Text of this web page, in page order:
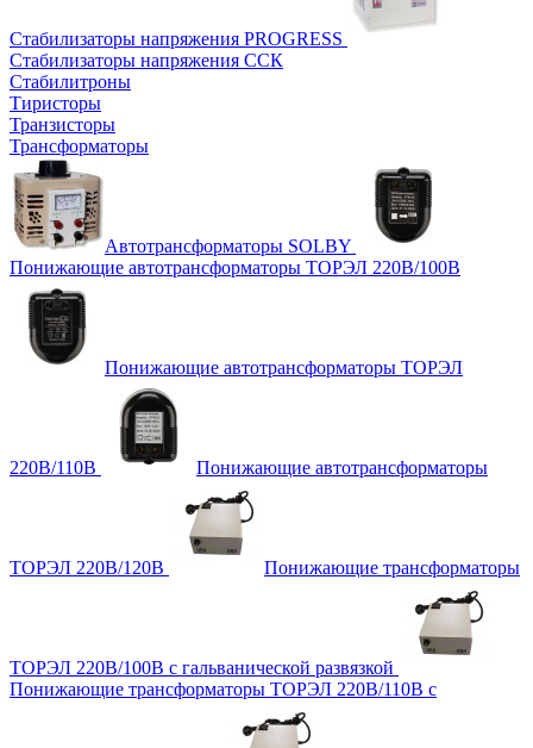
Стабилизаторы напряжения PROGRESS
Стабилизаторы напряжения ССК
Стабилитроны
Тиристоры
Транзисторы
Трансформаторы
Автотрансформаторы SOLBY
Понижающие автотрансформаторы ТОРЭЛ 220В/100В
Понижающие автотрансформаторы ТОРЭЛ
220В/110В Понижающие автотрансформаторы
ТОРЭЛ 220В/120В Понижающие трансформаторы
ТОРЭЛ 220В/100В с гальванической развязкой
Понижающие трансформаторы ТОРЭЛ 220В/110В с